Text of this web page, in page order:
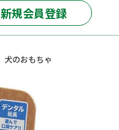
新規会員登録
犬のおもちゃ